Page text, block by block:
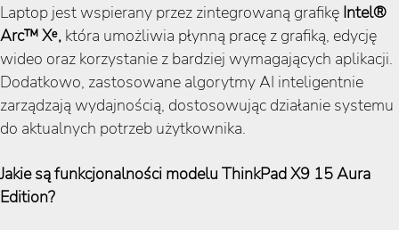
Laptop jest wspierany przez zintegrowaną grafikę Intel®
Arc™ Xᵉ, która umożliwia płynną pracę z grafiką, edycję
wideo oraz korzystanie z bardziej wymagających aplikacji.
Dodatkowo, zastosowane algorytmy AI inteligentnie
zarządzają wydajnością, dostosowując działanie systemu
do aktualnych potrzeb użytkownika.
Jakie są funkcjonalności modelu ThinkPad X9 15 Aura
Edition?